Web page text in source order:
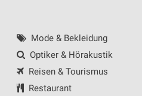
Mode & Bekleidung
Optiker & Hörakustik
Reisen & Tourismus
Restaurant